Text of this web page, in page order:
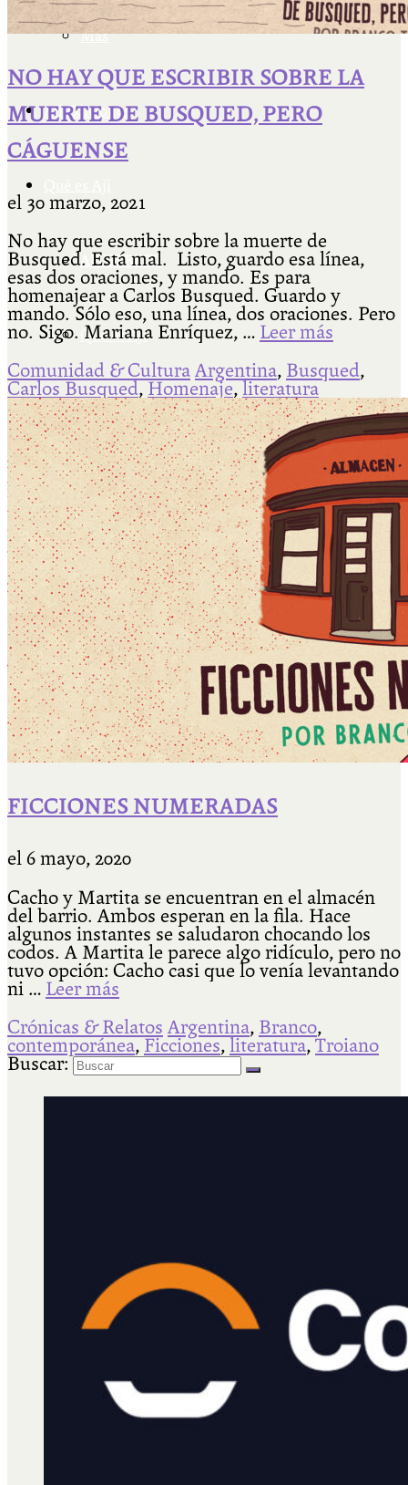
Más
Ají Ediciones
ADHERITE!
Qué es Ají
Staff
NO HAY QUE ESCRIBIR SOBRE LA
MUERTE DE BUSQUED, PERO
CÁGUENSE
el 30 marzo, 2021
No hay que escribir sobre la muerte de
Busqued. Está mal. Listo, guardo esa línea,
esas dos oraciones, y mando. Es para
homenajear a Carlos Busqued. Guardo y
mando. Sólo eso, una línea, dos oraciones. Pero
no. Sigo. Mariana Enríquez, … Leer más
Comunidad & Cultura Argentina, Busqued,
Carlos Busqued, Homenaje, literatura
FICCIONES NUMERADAS
el 6 mayo, 2020
Cacho y Martita se encuentran en el almacén
del barrio. Ambos esperan en la fila. Hace
algunos instantes se saludaron chocando los
codos. A Martita le parece algo ridículo, pero no
tuvo opción: Cacho casi que lo venía levantando
ni … Leer más
Crónicas & Relatos Argentina, Branco,
contemporánea, Ficciones, literatura, Troiano
Buscar: